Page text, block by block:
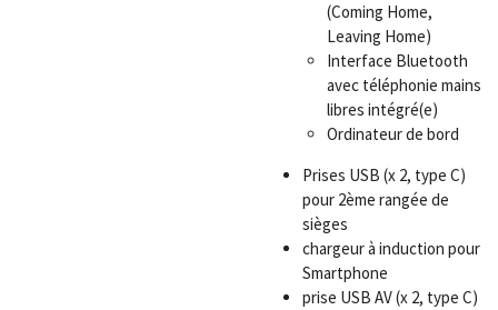
(Coming Home,
Leaving Home)
Interface Bluetooth
avec téléphonie mains
libres intégré(e)
Ordinateur de bord
Prises USB (x 2, type C)
pour 2ème rangée de
sièges
chargeur à induction pour
Smartphone
prise USB AV (x 2, type C)